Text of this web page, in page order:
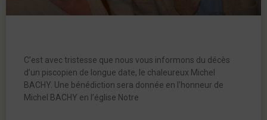
C’est avec tristesse que nous vous informons du décès
d’un piscopien de longue date, le chaleureux Michel
BACHY. Une bénédiction sera donnée en l’honneur de
Michel BACHY en l’église Notre